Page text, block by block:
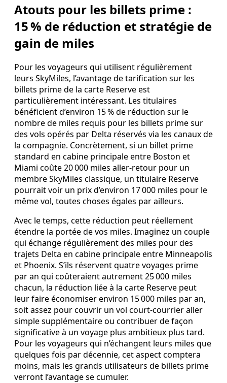
Atouts pour les billets prime :
15 % de réduction et stratégie de
gain de miles
Pour les voyageurs qui utilisent régulièrement
leurs SkyMiles, l’avantage de tarification sur les
billets prime de la carte Reserve est
particulièrement intéressant. Les titulaires
bénéficient d’environ 15 % de réduction sur le
nombre de miles requis pour les billets prime sur
des vols opérés par Delta réservés via les canaux de
la compagnie. Concrètement, si un billet prime
standard en cabine principale entre Boston et
Miami coûte 20 000 miles aller‑retour pour un
membre SkyMiles classique, un titulaire Reserve
pourrait voir un prix d’environ 17 000 miles pour le
même vol, toutes choses égales par ailleurs.
Avec le temps, cette réduction peut réellement
étendre la portée de vos miles. Imaginez un couple
qui échange régulièrement des miles pour des
trajets Delta en cabine principale entre Minneapolis
et Phoenix. S’ils réservent quatre voyages prime
par an qui coûteraient autrement 25 000 miles
chacun, la réduction liée à la carte Reserve peut
leur faire économiser environ 15 000 miles par an,
soit assez pour couvrir un vol court‑courrier aller
simple supplémentaire ou contribuer de façon
significative à un voyage plus ambitieux plus tard.
Pour les voyageurs qui n’échangent leurs miles que
quelques fois par décennie, cet aspect comptera
moins, mais les grands utilisateurs de billets prime
verront l’avantage se cumuler.